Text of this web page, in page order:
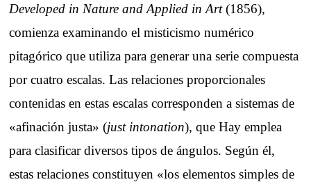
Developed in Nature and Applied in Art(1856),
comienza examinando el misticismo numérico
pitagórico que utiliza para generar una serie compuesta
por cuatro escalas. Las relaciones proporcionales
contenidas en estas escalas corresponden a sistemas de
«afinación justa» (just intonation), que Hay emplea
para clasificar diversos tipos de ángulos. Según él,
estas relaciones constituyen «los elementos simples de